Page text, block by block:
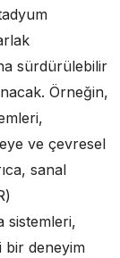
sürdürülebilir
Örneğin,
ve çevresel
sanal
sistemleri,
bir deneyim